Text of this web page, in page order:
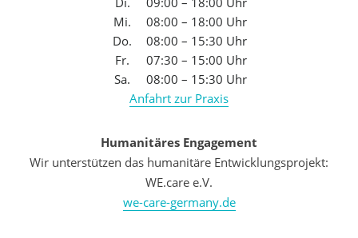
Mi.
08:00 – 18:00 Uhr
Do.
08:00 – 15:30 Uhr
Fr.
07:30 – 15:00 Uhr
Sa.
08:00 – 15:30 Uhr
Anfahrt zur Praxis
Humanitäres Engagement
Wir unterstützen das humanitäre Entwicklungsprojekt:
WE.care e.V.
we-care-germany.de